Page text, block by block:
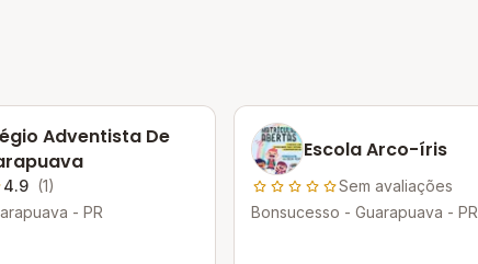
Adventista De
4.9 (1)
- PR
Escola Arco-íris
Sem avaliações
Bonsucesso - Guarapuava - PR